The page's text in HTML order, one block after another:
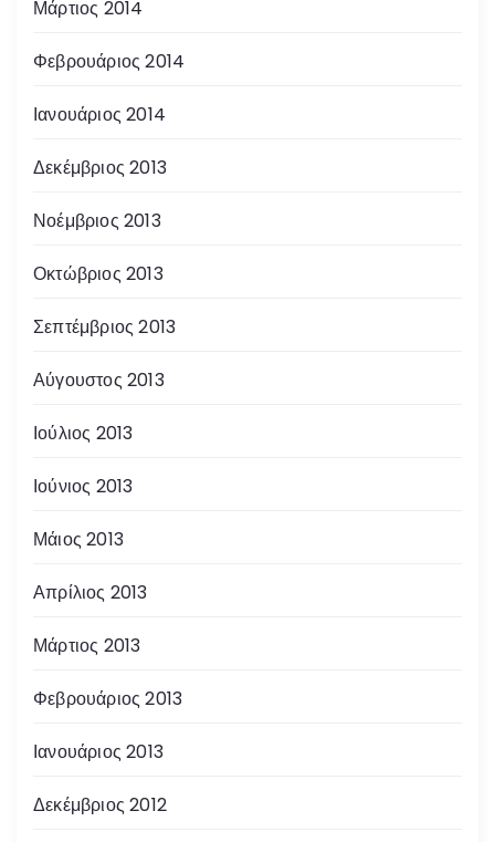
Μάρτιος 2014
Φεβρουάριος 2014
Ιανουάριος 2014
Δεκέμβριος 2013
Νοέμβριος 2013
Οκτώβριος 2013
Σεπτέμβριος 2013
Αύγουστος 2013
Ιούλιος 2013
Ιούνιος 2013
Μάιος 2013
Απρίλιος 2013
Μάρτιος 2013
Φεβρουάριος 2013
Ιανουάριος 2013
Δεκέμβριος 2012